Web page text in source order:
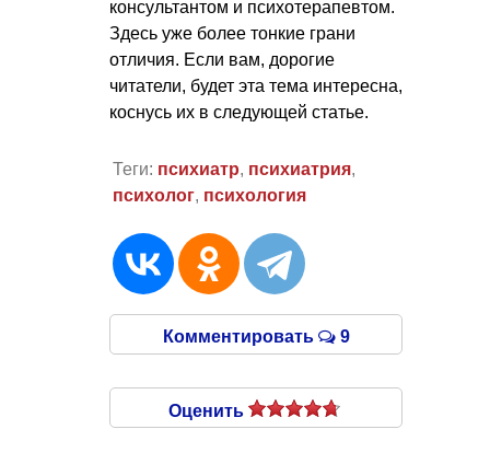
консультантом и психотерапевтом.
Здесь уже более тонкие грани
отличия. Если вам, дорогие
читатели, будет эта тема интересна,
коснусь их в следующей статье.
Теги: психиатр, психиатрия,
психолог, психология
Комментировать 9
Оценить